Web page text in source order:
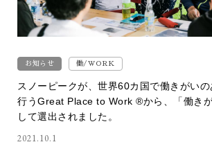
お知らせ 働/WORK
スノーピークが、世界60カ国で働きがい
行うGreat Place to Work ®から、「働き
して選出されました。
2021.10.1